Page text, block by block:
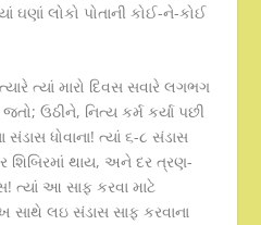
ઘણાં લોકો પોતાની કોઈ-ને-કોઈ
ત્યાં મારો દિવસ સવારે લગભગ
ઉઠીને, નિત્ય કર્મ કર્યા પછી
ધોવાના! ત્યાં ૬-૮ સંડાસ
શિબિરમાં થાય, અને દર ત્રણ-
ત્યાં આ સાફ કરવા માટે
સાથે લઇ સંડાસ સાફ કરવાના